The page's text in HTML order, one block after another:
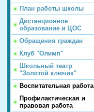
План работы школы
Дистанционное
образование и ЦОС
Обращения граждан
Клуб "Олимп"
Школьный театр
"Золотой ключик"
Воспитательная работа
Профилактическая и
правовая работа